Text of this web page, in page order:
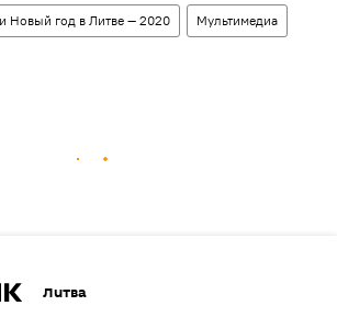
Новый год в Литве — 2020 Мультимедиа
Литва